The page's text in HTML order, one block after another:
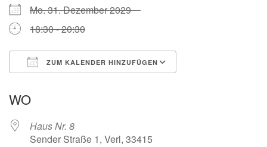
Mo. 31. Dezember 2029
18:30 - 20:30
ZUM KALENDER HINZUFÜGEN
WO
Haus Nr. 8
Sender Straße 1, Verl, 33415